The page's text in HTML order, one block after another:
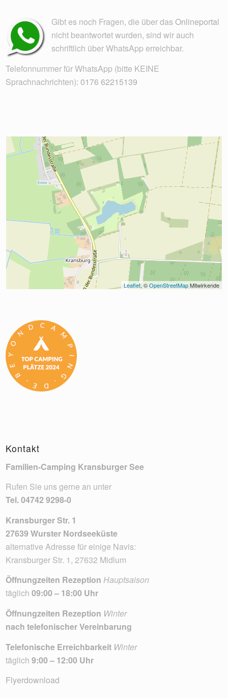
Gibt es noch Fragen, die über dasOnlineportal
nicht beantwortet wurden, sind wir auch
schriftlich über WhatsApp erreichbar.
Telefonnummer für WhatsApp (bitte KEINE
Sprachnachrichten): 0176 62215139
Leaflet, © OpenStreetMap Mitwirkende
Kontakt
Familien-Camping Kransburger See
Rufen Sie uns gerne an unter
Tel.04742 9298-0
Kransburger Str. 1
27639 Wurster Nordseeküste
alternative Adresse für einige Navis:
Kransburger Str. 1, 27632 Midlum
Öffnungzeiten RezeptionHauptsaison
täglich 09:00 – 18:00 Uhr
Öffnungzeiten Rezeption Winter
nach telefonischer Vereinbarung
Telefonische Erreichbarkeit Winter
täglich 9:00 – 12:00 Uhr
Flyerdownload